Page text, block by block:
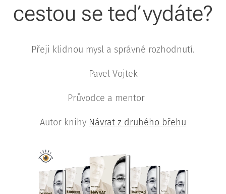
cestou se teď vydáte?
Přeji klidnou mysl a správné rozhodnutí.
Pavel Vojtek
Průvodce a mentor 💛
Autor knihy Návrat z druhého břehu